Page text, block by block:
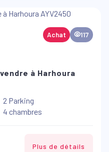
Achat 117
à Harhoura
2 Parking
4 chambres
Plus de détails